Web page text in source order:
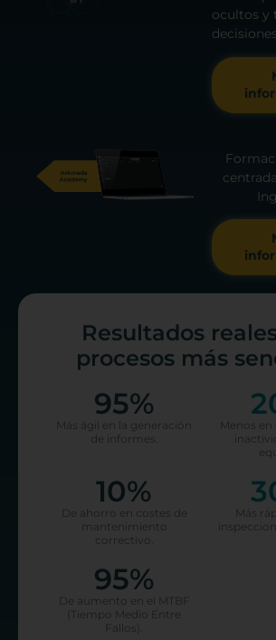
ocultos y
Resultados
procesos más
Más ágil en la generación
de informes.
95%
Menos en
De ahorro en costes de
mantenimiento
correctivo.
10%
Más
De aumento en el MTBF
(Tiempo Medio Entre
Fallos).
95%